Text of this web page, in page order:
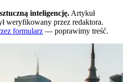
inteligencję. Artykuł
weryfikowany przez redaktora.
formularz — poprawimy treść.